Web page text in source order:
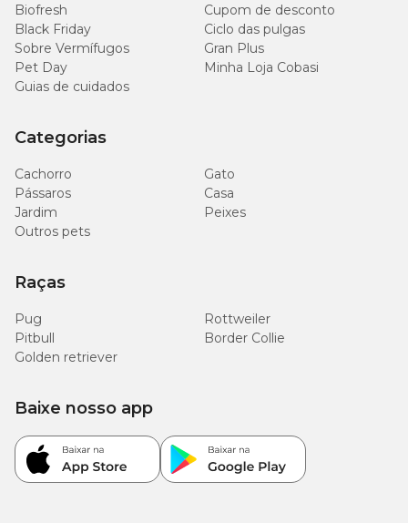
Biofresh
Cupom de desconto
Black Friday
Ciclo das pulgas
Sobre Vermífugos
Gran Plus
Pet Day
Minha Loja Cobasi
Guias de cuidados
Categorias
Cachorro
Gato
Pássaros
Casa
Jardim
Peixes
Outros pets
Raças
Pug
Rottweiler
Pitbull
Border Collie
Golden retriever
Baixe nosso app